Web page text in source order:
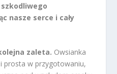
nasze serce i cały
zaleta. Owsianka
prosta w przygotowaniu,